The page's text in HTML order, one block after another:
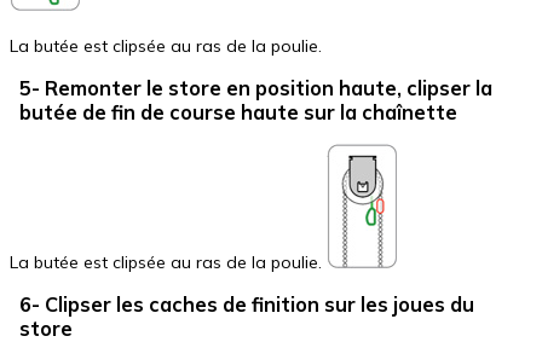
La butée est clipsée au ras de la poulie.
5- Remonter le store en position haute, clipser la
butée de fin de course haute sur la chaînette
La butée est clipsée au ras de la poulie.
6- Clipser les caches de finition sur les joues du
store